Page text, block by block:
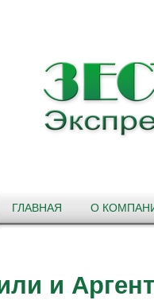
ГЛАВНАЯ О
и